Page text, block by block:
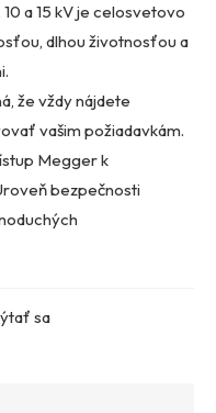
a 15 kV je celosvetovo
dlhou životnosťou a
že vždy nájdete
vašim požiadavkám.
Megger k
bezpečnosti
sa